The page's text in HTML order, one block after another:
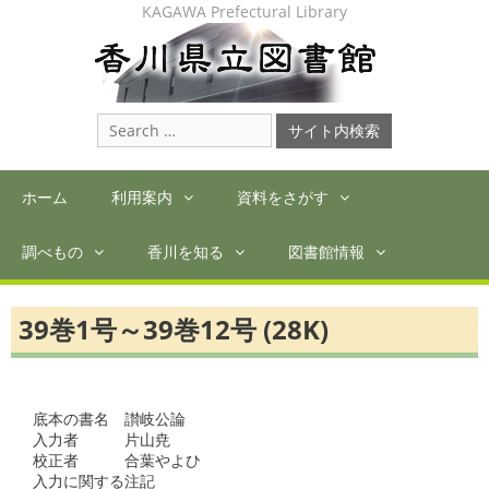
KAGAWA Prefectural Library
Search
for:
ホーム 利用案内 資料をさがす
調べもの 香川を知る 図書館情報
39巻1号～39巻12号 (28K)
底本の書名　讃岐公論
入力者　　　片山尭
校正者　　　合葉やよひ
入力に関する注記